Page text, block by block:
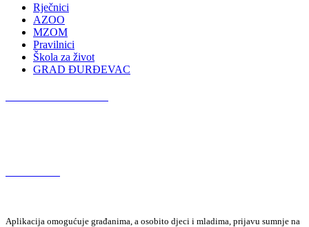
Rječnici
AZOO
MZOM
Pravilnici
Škola za život
GRAD ĐURĐEVAC
Aplikacija omogućuje građanima, a osobito djeci i mladima, prijavu sumnje na